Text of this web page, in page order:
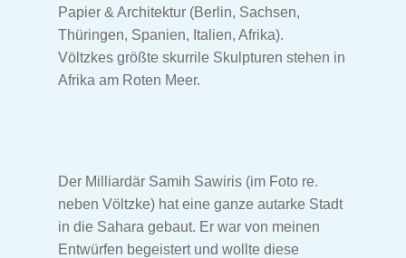
Papier & Architektur (Berlin, Sachsen,
Thüringen, Spanien, Italien, Afrika).
Völtzkes größte skurrile Skulpturen stehen in
Afrika am Roten Meer.
Der Milliardär Samih Sawiris (im Foto re.
neben Völtzke) hat eine ganze autarke Stadt
in die Sahara gebaut. Er war von meinen
Entwürfen begeistert und wollte diese